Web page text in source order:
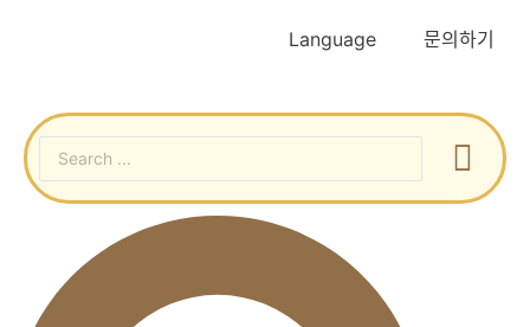
Language 문의하기